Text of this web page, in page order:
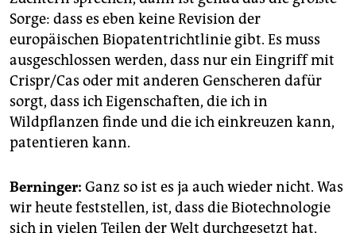
Sorge: dass es eben keine Revision der
europäischen Biopatentrichtlinie gibt. Es muss
ausgeschlossen werden, dass nur ein Eingriff mit
Crispr/Cas oder mit anderen Genscheren dafür
sorgt, dass ich Eigenschaften, die ich in
Wildpflanzen finde und die ich einkreuzen kann,
patentieren kann.
Berninger: Ganz so ist es ja auch wieder nicht. Was
wir heute feststellen, ist, dass die Biotechnologie
sich in vielen Teilen der Welt durchgesetzt hat,